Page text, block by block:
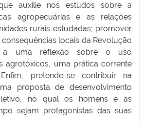
auxilie nos estudos sobre a
agropecuárias e as relações
rurais estudadas; promover
locais da Revolução
a uma reflexão sobre o uso
agrotóxicos, uma prática corrente
pretende-se contribuir na
proposta de desenvolvimento
no qual os homens e as
sejam protagonistas das suas